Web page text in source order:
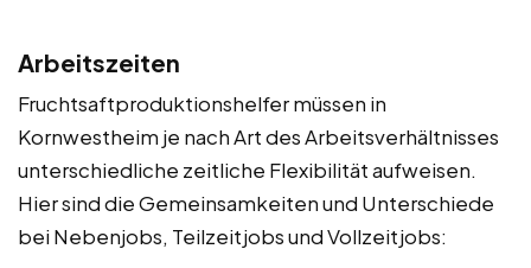
Arbeitszeiten
Fruchtsaftproduktionshelfer müssen in
Kornwestheim je nach Art des Arbeitsverhältnisses
unterschiedliche zeitliche Flexibilität aufweisen.
Hier sind die Gemeinsamkeiten und Unterschiede
bei Nebenjobs, Teilzeitjobs und Vollzeitjobs: